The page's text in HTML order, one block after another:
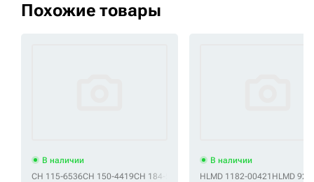
Похожие товары
В наличии
CH 115-6536CH 150-4419CH 184-5859 CH 200103-00098CH CR4854/46
В наличии
HLMD 1182-00421 HLMD